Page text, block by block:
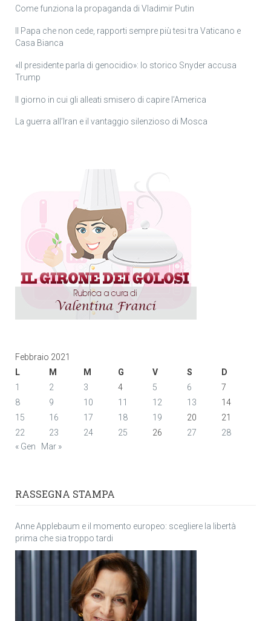
Come funziona la propaganda di Vladimir Putin
Il Papa che non cede, rapporti sempre più tesi tra Vaticano e
Casa Bianca
«Il presidente parla di genocidio»: lo storico Snyder accusa
Trump
Il giorno in cui gli alleati smisero di capire l’America
La guerra all’Iran e il vantaggio silenzioso di Mosca
Febbraio 2021
L
M M G V S
D
1
2 3 4 5 6
7
8
9 10 11 12 13
14
15
16 17 18 19 20
21
22
23 24 25 26 27
28
« Gen
Mar »
RASSEGNA STAMPA
Anne Applebaum e il momento europeo: scegliere la libertà
prima che sia troppo tardi